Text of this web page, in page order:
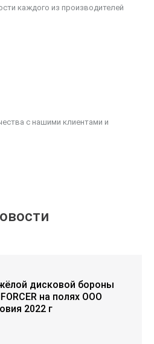
каждого из производителей
с нашими клиентами и
дисковой бороны
на полях ООО
2022 г